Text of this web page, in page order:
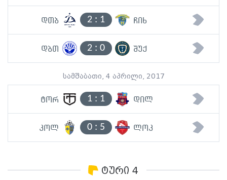
დთბ 2: 1 ჩიხ
დბთ 2: 0 შუქ
სამშაბათი, 4 აპრილი, 2017
ტორ 1: 1 დილ
კოლ 0: 5 ლოკ
ტური 4